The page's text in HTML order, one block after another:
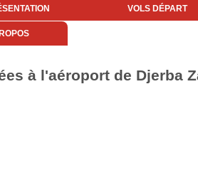
VOLS DÉPART
à l'aéroport de Djerba